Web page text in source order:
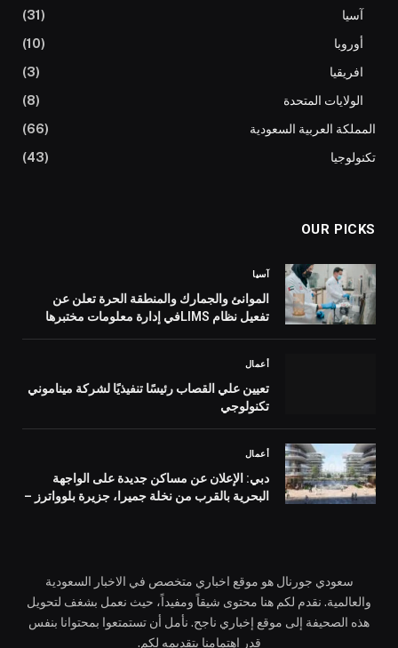
آسيا
(31)
أوروبا
(10)
افريقيا
(3)
الولايات المتحدة
(8)
المملكة العربية السعودية
(66)
تكنولوجيا
(43)
OUR PICKS
آسيا
الموانئ والجمارك والمنطقة الحرة تعلن عن
تفعيل نظام LIMSفي إدارة معلومات مختبرها
أعمال
تعيين علي القصاب رئيسًا تنفيذيًا لشركة ميناموني
تكنولوجي
أعمال
دبي: الإعلان عن مساكن جديدة على الواجهة
البحرية بالقرب من نخلة جميرا، جزيرة بلوواترز –
سعودي جورنال هو موقع اخباري متخصص في الاخبار السعودية
والعالمية. نقدم لكم هنا محتوى شيقاً ومفيداً، حيث نعمل بشغف لتحويل
هذه الصحيفة إلى موقع إخباري ناجح. نأمل أن تستمتعوا بمحتوانا بنفس
قدر اهتمامنا بتقديمه لكم.